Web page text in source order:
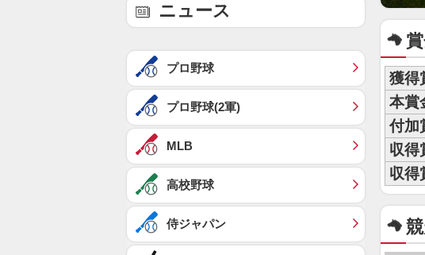
獲得
本賞
付加
収得
収得
ニュース
プロ野球
プロ野球(2軍)
MLB
高校野球
侍ジャパン